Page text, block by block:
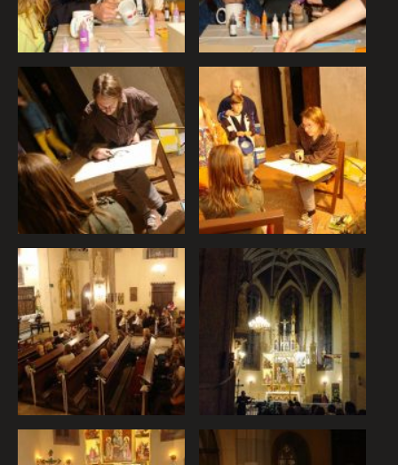
POVOLIŤ VŠETKO
ULOŽIŤ NASTAVENIA